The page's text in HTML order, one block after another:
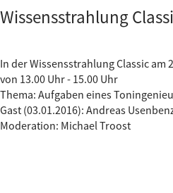
Wissensstrahlung
In der Wissensstrahlung Classic am
von 13.00 Uhr - 15.00 Uhr
Thema: Aufgaben eines
Gast (03.01.2016): Andreas
Moderation: Michael Troost